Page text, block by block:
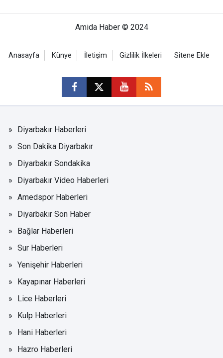
Amida Haber © 2024
Anasayfa Künye İletişim Gizlilik İlkeleri Sitene Ekle
Diyarbakır Haberleri
Son Dakika Diyarbakır
Diyarbakır Sondakika
Diyarbakır Video Haberleri
Amedspor Haberleri
Diyarbakır Son Haber
Bağlar Haberleri
Sur Haberleri
Yenişehir Haberleri
Kayapınar Haberleri
Lice Haberleri
Kulp Haberleri
Hani Haberleri
Hazro Haberleri